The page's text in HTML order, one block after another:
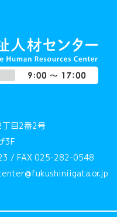
丁目2番2号
3F
/ FAX 025-282-0548